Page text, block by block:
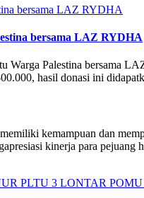
bersama LAZ RYDHA
Warga Palestina
hasil donasi ini
kemampuan dan
kinerja para